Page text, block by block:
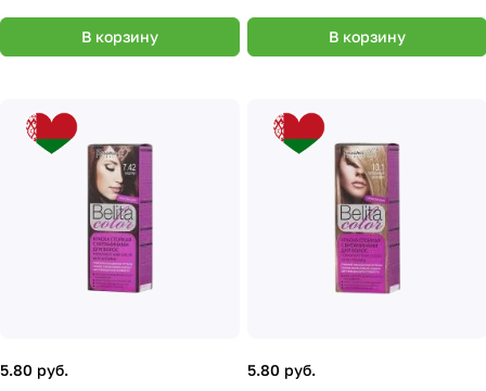
В корзину В корзину
5.80 руб. 5.80 руб.